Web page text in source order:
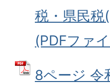
税・県民税
(PDFファ
8ページ 令